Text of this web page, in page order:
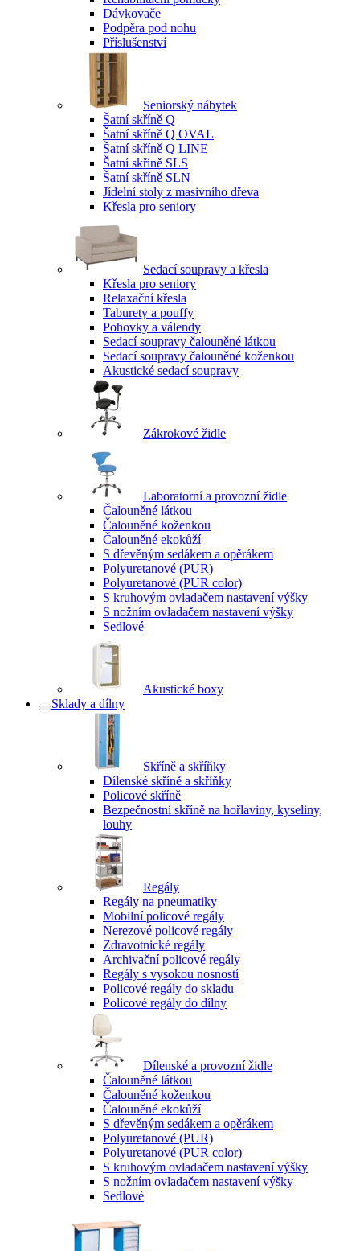
Dávkovače
Podpěra pod nohu
Příslušenství
Seniorský nábytek
Šatní skříně Q
Šatní skříně Q OVAL
Šatní skříně Q LINE
Šatní skříně SLS
Šatní skříně SLN
Jídelní stoly z masivního dřeva
Křesla pro seniory
Sedací soupravy a křesla
Křesla pro seniory
Relaxační křesla
Taburety a pouffy
Pohovky a válendy
Sedací soupravy čalouněné látkou
Sedací soupravy čalouněné koženkou
Akustické sedací soupravy
Zákrokové židle
Laboratorní a provozní židle
Čalouněné látkou
Čalouněné koženkou
Čalouněné ekokůží
S dřevěným sedákem a opěrákem
Polyuretanové (PUR)
Polyuretanové (PUR color)
S kruhovým ovladačem nastavení výšky
S nožním ovladačem nastavení výšky
Sedlové
Akustické boxy
Sklady a dílny
Skříně a skříňky
Dílenské skříně a skříňky
Policové skříně
Bezpečnostní skříně na hořlaviny, kyseliny,
louhy
Regály
Regály na pneumatiky
Mobilní policové regály
Nerezové policové regály
Zdravotnické regály
Archivační policové regály
Regály s vysokou nosností
Policové regály do skladu
Policové regály do dílny
Dílenské a provozní židle
Čalouněné látkou
Čalouněné koženkou
Čalouněné ekokůží
S dřevěným sedákem a opěrákem
Polyuretanové (PUR)
Polyuretanové (PUR color)
S kruhovým ovladačem nastavení výšky
S nožním ovladačem nastavení výšky
Sedlové